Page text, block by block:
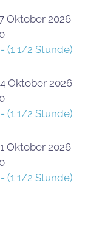
Oktober 2026
(1 1/2 Stunde)
Oktober 2026
(1 1/2 Stunde)
Oktober 2026
(1 1/2 Stunde)